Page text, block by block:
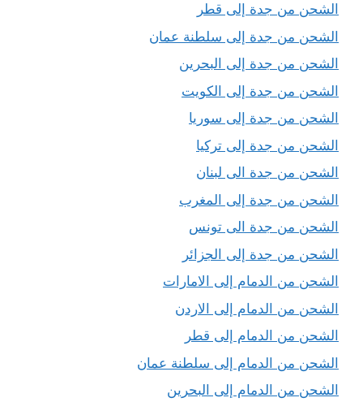
الشحن من جدة إلى قطر
الشحن من جدة إلى سلطنة عمان
الشحن من جدة إلى البحرين
الشحن من جدة إلى الكويت
الشحن من جدة إلى سوريا
الشحن من جدة إلى تركيا
الشحن من جدة الى لبنان
الشحن من جدة إلى المغرب
الشحن من جدة الى تونس
الشحن من جدة إلى الجزائر
الشحن من الدمام إلى الامارات
الشحن من الدمام إلى الاردن
الشحن من الدمام إلى قطر
الشحن من الدمام إلى سلطنة عمان
الشحن من الدمام إلى البحرين